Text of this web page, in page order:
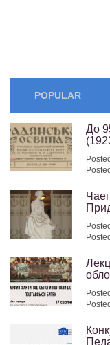
POPULAR
До